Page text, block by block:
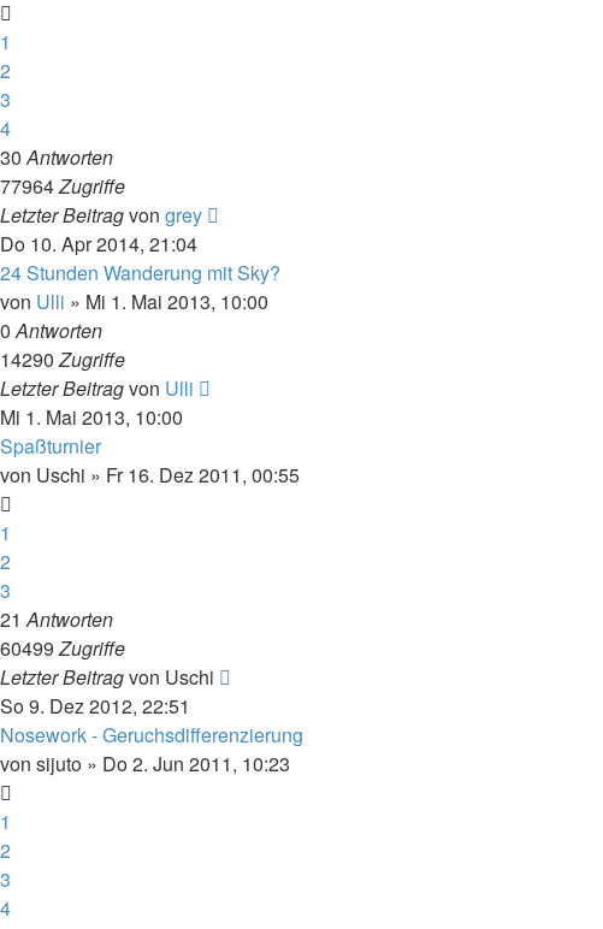
1
2
3
4
30Antworten
77964Zugriffe
Letzter Beitragvon grey
Do 10. Apr 2014, 21:04
24 Stunden Wanderung mit Sky?
von Ulli » Mi 1. Mai 2013, 10:00
0Antworten
14290Zugriffe
Letzter Beitragvon Ulli
Mi 1. Mai 2013, 10:00
Spaßturnier
von Uschi » Fr 16. Dez 2011, 00:55
1
2
3
21Antworten
60499Zugriffe
Letzter Beitragvon Uschi
So 9. Dez 2012, 22:51
Nosework - Geruchsdifferenzierung
von sijuto » Do 2. Jun 2011, 10:23
1
2
3
4